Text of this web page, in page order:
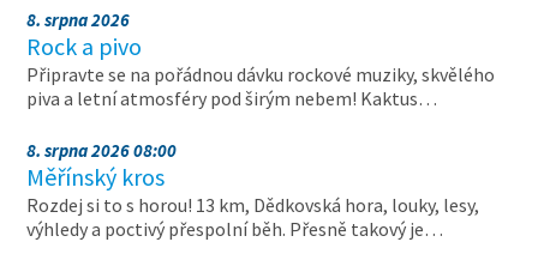
8. srpna 2026
Rock a pivo
Připravte se na pořádnou dávku rockové muziky, skvělého
piva a letní atmosféry pod širým nebem! Kaktus…
8. srpna 2026 08:00
Měřínský kros
Rozdej si to s horou! 13 km, Dědkovská hora, louky, lesy,
výhledy a poctivý přespolní běh. Přesně takový je…